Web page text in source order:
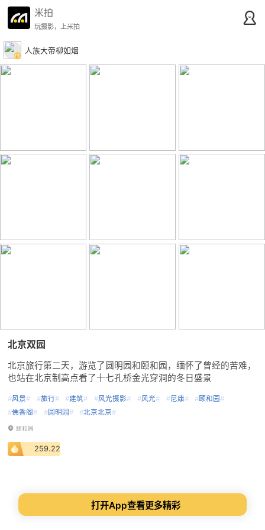
米拍
玩摄影，上米拍
人族大帝柳如烟
北京双园
北京旅行第二天，游览了圆明园和颐和园，缅怀了曾经的苦难，
也站在北京制高点看了十七孔桥金光穿洞的冬日盛景
#风景# #旅行# #建筑# #风光摄影# #风光# #尼康# #颐和园#
#佛香阁 # #圆明园 # #北京北京#
颐和园
259.22
打开App查看更多精彩